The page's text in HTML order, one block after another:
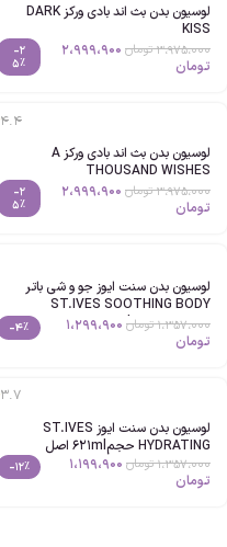
لوسیون بدن بث اند بادی ورکز DARK
KISS
3،975،000تومان 2،999،900
تومان
-2
5%
4.4
لوسیون بدن بث اند بادی ورکز A
THOUSAND WISHES
3،975،000تومان 2،999،900
تومان
-2
5%
لوسیون بدن سنت ایوز جو و شی باتر
ST.IVES SOOTHING BODY
LOTION حجم621ml اصل
1،357،000تومان 1،299،900
تومان
-4%
3.7
لوسیون بدن سنت ایوز ST.IVES
HYDRATING حجم621ml اصل
1،357،000تومان 1،199،900
تومان
-12%